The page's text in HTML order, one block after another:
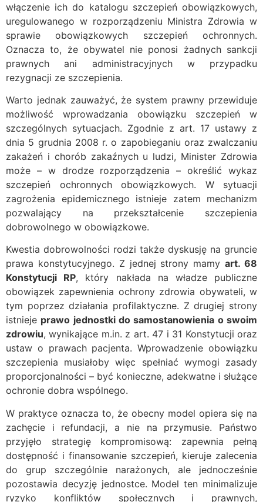
włączenie ich do katalogu szczepień obowiązkowych,
uregulowanego w rozporządzeniu Ministra Zdrowia w
sprawie obowiązkowych szczepień ochronnych.
Oznacza to, że obywatel nie ponosi żadnych sankcji
prawnych ani administracyjnych w przypadku
rezygnacji ze szczepienia.
Warto jednak zauważyć, że system prawny przewiduje
możliwość wprowadzania obowiązku szczepień w
szczególnych sytuacjach. Zgodnie z art. 17 ustawy z
dnia 5 grudnia 2008 r. o zapobieganiu oraz zwalczaniu
zakażeń i chorób zakaźnych u ludzi, Minister Zdrowia
może – w drodze rozporządzenia – określić wykaz
szczepień ochronnych obowiązkowych. W sytuacji
zagrożenia epidemicznego istnieje zatem mechanizm
pozwalający na przekształcenie szczepienia
dobrowolnego w obowiązkowe.
Kwestia dobrowolności rodzi także dyskusję na gruncie
prawa konstytucyjnego. Z jednej strony mamyart. 68
Konstytucji RP, który nakłada na władze publiczne
obowiązek zapewnienia ochrony zdrowia obywateli, w
tym poprzez działania profilaktyczne. Z drugiej strony
istnieje prawo jednostki do samostanowienia o swoim
zdrowiu, wynikające m.in. z art. 47 i 31 Konstytucji oraz
ustaw o prawach pacjenta. Wprowadzenie obowiązku
szczepienia musiałoby więc spełniać wymogi zasady
proporcjonalności – być konieczne, adekwatne i służące
ochronie dobra wspólnego.
W praktyce oznacza to, że obecny model opiera się na
zachęcie i refundacji, a nie na przymusie. Państwo
przyjęło strategię kompromisową: zapewnia pełną
dostępność i finansowanie szczepień, kieruje zalecenia
do grup szczególnie narażonych, ale jednocześnie
pozostawia decyzję jednostce. Model ten minimalizuje
ryzyko konfliktów społecznych i prawnych,